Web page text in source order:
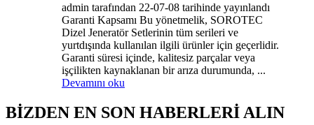
admin tarafından 22-07-08 tarihinde yayınlandı
Garanti Kapsamı Bu yönetmelik, SOROTEC
Dizel Jeneratör Setlerinin tüm serileri ve
yurtdışında kullanılan ilgili ürünler için geçerlidir.
Garanti süresi içinde, kalitesiz parçalar veya
işçilikten kaynaklanan bir arıza durumunda, ...
Devamını oku
BİZDEN EN SON HABERLERİ ALIN